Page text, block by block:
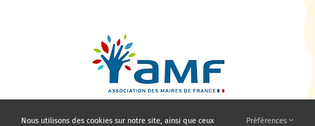
Nous utilisons des cookies sur notre site, ainsi que ceux Préférences